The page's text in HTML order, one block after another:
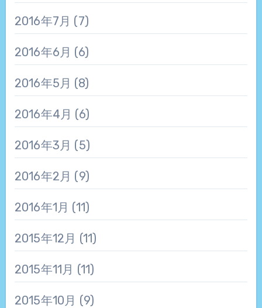
2016年7月 (7)
2016年6月 (6)
2016年5月 (8)
2016年4月 (6)
2016年3月 (5)
2016年2月 (9)
2016年1月 (11)
2015年12月 (11)
2015年11月 (11)
2015年10月 (9)